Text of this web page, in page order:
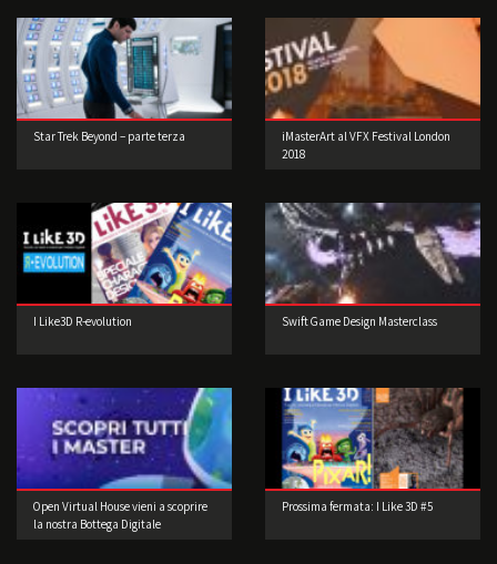
Star Trek Beyond – parte terza
iMasterArt al VFX Festival London
2018
I Like3D R-evolution Swift Game Design Masterclass
Open Virtual House vieni a scoprire
la nostra Bottega Digitale
Prossima fermata: I Like 3D #5